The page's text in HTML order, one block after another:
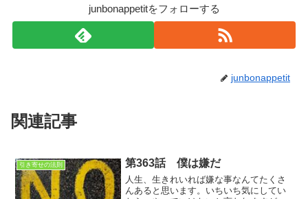
junbonappetitをフォローする
junbonappetit
関連記事
引き寄せの法則 第363話 僕は嫌だ
人生、生きれいれば嫌な事なんてたくさ
んあると思います。いちいち気にしてい